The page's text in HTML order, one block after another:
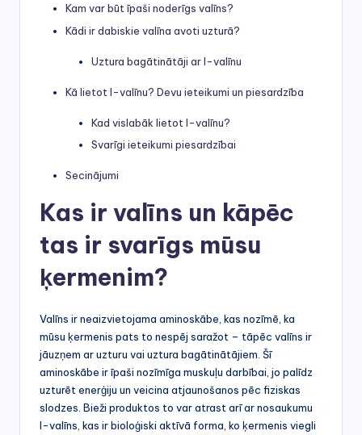
Kam var būt īpaši noderīgs valīns?
Kādi ir dabiskie valīna avoti uzturā?
Uztura bagātinātāji ar l-valīnu
Kā lietot l-valīnu? Devu ieteikumi un piesardzība
Kad vislabāk lietot l-valīnu?
Svarīgi ieteikumi piesardzībai
Secinājumi
Kas ir valīns un kāpēc
tas ir svarīgs mūsu
ķermenim?
Valīns ir neaizvietojama aminoskābe, kas nozīmē, ka
mūsu ķermenis pats to nespēj saražot – tāpēc valīns ir
jāuzņem ar uzturu vai uztura bagātinātājiem. Šī
aminoskābe ir īpaši nozīmīga muskuļu darbībai, jo palīdz
uzturēt enerģiju un veicina atjaunošanos pēc fiziskas
slodzes. Bieži produktos to var atrast arī ar nosaukumu
l-valīns, kas ir bioloģiski aktīvā forma, ko ķermenis viegli